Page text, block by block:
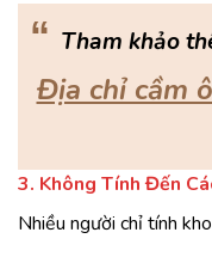
“ Tham khảo
Địa chỉ cầm
3. Không Tính Đến
Nhiều người chỉ tính